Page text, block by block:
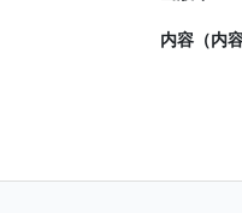
内容（内